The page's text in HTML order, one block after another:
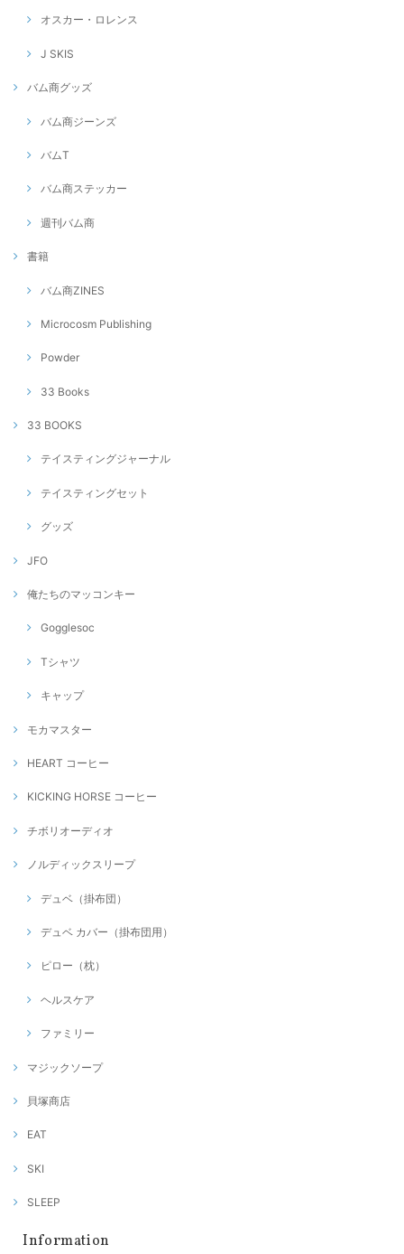
オスカー・ロレンス
J SKIS
バム商グッズ
バム商ジーンズ
バムT
バム商ステッカー
週刊バム商
書籍
バム商ZINES
Microcosm Publishing
Powder
33 Books
33 BOOKS
テイスティングジャーナル
テイスティングセット
グッズ
JFO
俺たちのマッコンキー
Gogglesoc
Tシャツ
キャップ
モカマスター
HEART コーヒー
KICKING HORSE コーヒー
チボリオーディオ
ノルディックスリープ
デュベ（掛布団）
デュベ カバー（掛布団用）
ピロー（枕）
ヘルスケア
ファミリー
マジックソープ
貝塚商店
EAT
SKI
SLEEP
Information